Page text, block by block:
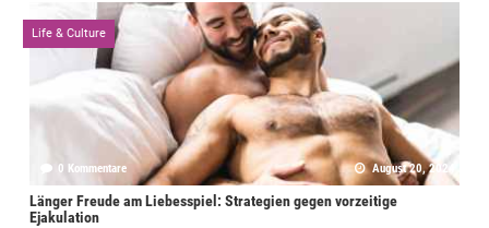
Life & Culture
0 Kommentare August 20, 2024
Länger Freude am Liebesspiel: Strategien gegen vorzeitige
Ejakulation